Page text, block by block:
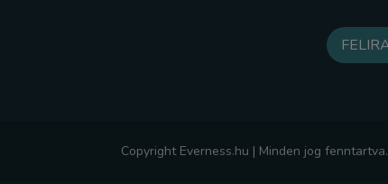
Copyright Everness.hu | Minden jog fenntartva.